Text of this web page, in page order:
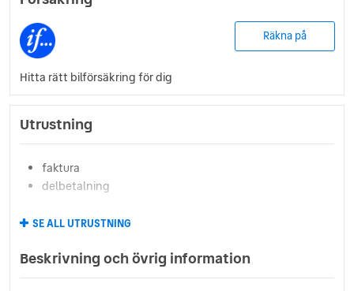
Räkna på
Hitta rätt bilförsäkring för dig
Utrustning
faktura
delbetalning
SE ALL UTRUSTNING
Beskrivning och övrig information